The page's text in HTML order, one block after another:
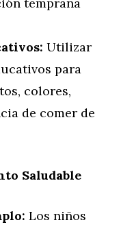
Utilizar
para
colores,
de comer de
Saludable
Los niños